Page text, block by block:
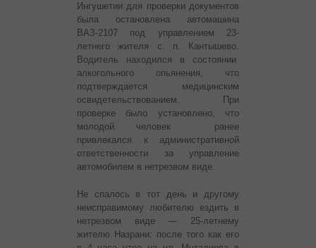
Ингушетии для проверки документов
была остановлена автомашина
ВАЗ-2107 под управлением 23-
летнего жителя с. п. Кантышево.
Водитель находился в состоянии
алкогольного опьянения, что
подтверждается медицинским
освидетельствованием. При
проверке было установлено, что
молодой человек ранее
привлекался к административной
ответственности за управление
автомобилем в нетрезвом виде.
Не спалось в тот день и другому
неисправимому любителю ездить в
нетрезвом виде — 25-летнему
жителю Назрани: после того как его